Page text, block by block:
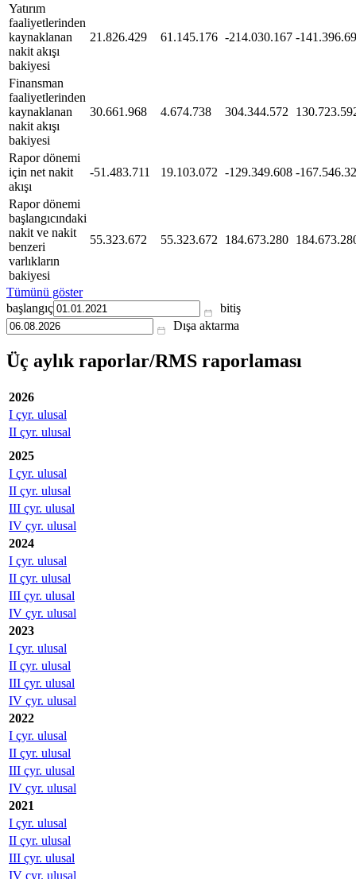
Yatırım
faaliyetlerinden
kaynaklanan
nakit akışı
bakiyesi
21.826.429 61.145.176 -214.030.167 -
Finansman
faaliyetlerinden
kaynaklanan
nakit akışı
bakiyesi
30.661.968 4.674.738 304.344.572
Rapor dönemi
için net nakit
akışı
-51.483.711 19.103.072 -129.349.608 -
Rapor dönemi
başlangıcındaki
nakit ve nakit
benzeri
varlıkların
bakiyesi
55.323.672 55.323.672 184.673.280
Tümünü göster
başlangıç
bitiş
Dışa aktarma
Üç aylık raporlar/RMS raporlaması
2026
I çyr. ulusal
II çyr. ulusal
2025
I çyr. ulusal
II çyr. ulusal
III çyr. ulusal
IV çyr. ulusal
2024
I çyr. ulusal
II çyr. ulusal
III çyr. ulusal
IV çyr. ulusal
2023
I çyr. ulusal
II çyr. ulusal
III çyr. ulusal
IV çyr. ulusal
2022
I çyr. ulusal
II çyr. ulusal
III çyr. ulusal
IV çyr. ulusal
2021
I çyr. ulusal
II çyr. ulusal
III çyr. ulusal
IV çyr. ulusal